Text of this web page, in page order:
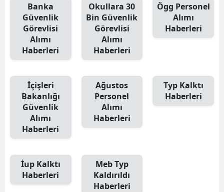
Banka
Güvenlik
Görevlisi
Alımı
Haberleri
Okullara 30
Bin Güvenlik
Görevlisi
Alımı
Haberleri
Ögg Personel
Alımı
Haberleri
İçişleri
Bakanlığı
Güvenlik
Alımı
Haberleri
Ağustos
Personel
Alımı
Haberleri
Typ Kalktı
Haberleri
İup Kalktı
Haberleri
Meb Typ
Kaldırıldı
Haberleri